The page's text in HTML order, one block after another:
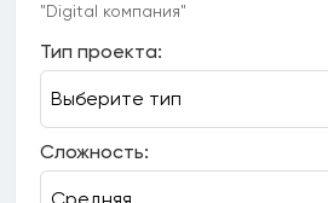
"Digital компания"
Тип проекта:
Сложность: